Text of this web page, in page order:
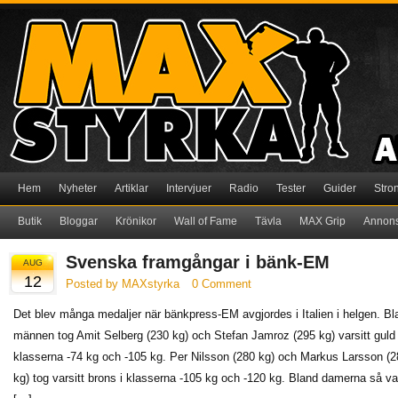
Hem Nyheter Artiklar Intervjuer Radio Tester Guider
Butik Bloggar Krönikor Wall of Fame Tävla MAX Grip
AUG
12
Svenska framgångar i bänk-EM
Posted by MAXstyrka 0 Comment
Det blev många medaljer när bänkpress-EM avgjordes i Italien i helgen.
männen tog Amit Selberg (230 kg) och Stefan Jamroz (295 kg) varsitt guld
klasserna -74 kg och -105 kg. Per Nilsson (280 kg) och Markus Larsson
kg) tog varsitt brons i klasserna -105 kg och -120 kg. Bland damerna så